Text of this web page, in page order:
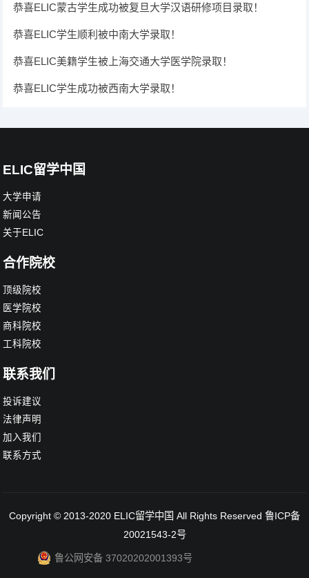
恭喜ELIC蒙古学生成功被复旦大学汉语研修项目录取！
恭喜ELIC学生顺利被中南大学录取！
恭喜ELIC美籍学生被上海交通大学医学院录取！
恭喜ELIC学生成功被西南大学录取！
ELIC留学中国
大学申请
新闻公告
关于ELIC
合作院校
顶级院校
医学院校
商科院校
工科院校
联系我们
投诉建议
法律声明
加入我们
联系方式
Copyright © 2013-2020 ELIC留学中国 All Rights Reserved 鲁ICP备
20021543-2号
鲁公网安备 37020202001393号